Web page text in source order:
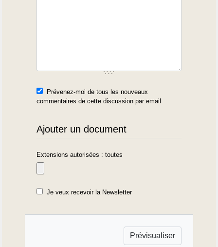
Prévenez-moi de tous les nouveaux
commentaires de cette discussion par email
Ajouter un document
Extensions autorisées : toutes
Je veux recevoir la Newsletter